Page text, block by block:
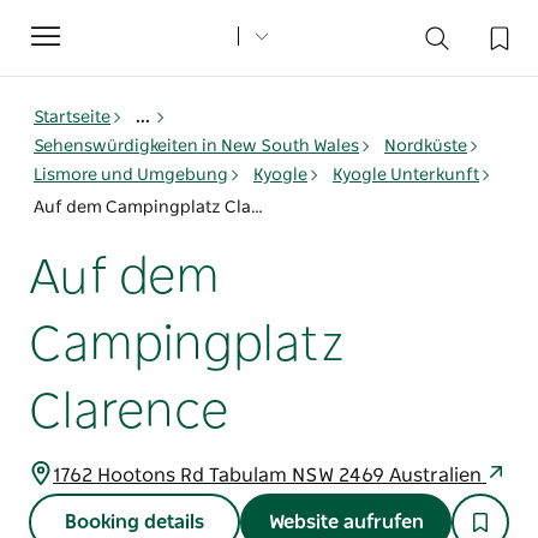
Toggle
navigation
Startseite
...
Sehenswürdigkeiten in New South Wales
Nordküste
Lismore und Umgebung
Kyogle
Kyogle Unterkunft
Auf dem Campingplatz Clarence
Auf dem
Campingplatz
Clarence
1762 Hootons Rd Tabulam NSW 2469 Australien
Booking details Website aufrufen